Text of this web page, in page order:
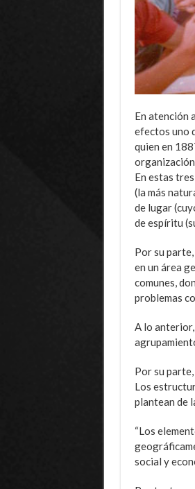
En atención
efectos uno
quien en
En estas
(la más
de lugar
de espíritu
Por su
en un área
comunes,
problemas
A lo
Por su
Los
plantean de
“Los
social y